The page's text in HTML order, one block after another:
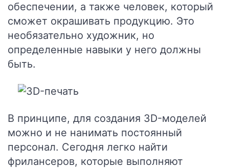
обеспечении, а также человек, который
сможет окрашивать продукцию. Это
необязательно художник, но
определенные навыки у него должны
быть.
В принципе, для создания 3D-моделей
можно и не нанимать постоянный
персонал. Сегодня легко найти
фрилансеров, которые выполняют